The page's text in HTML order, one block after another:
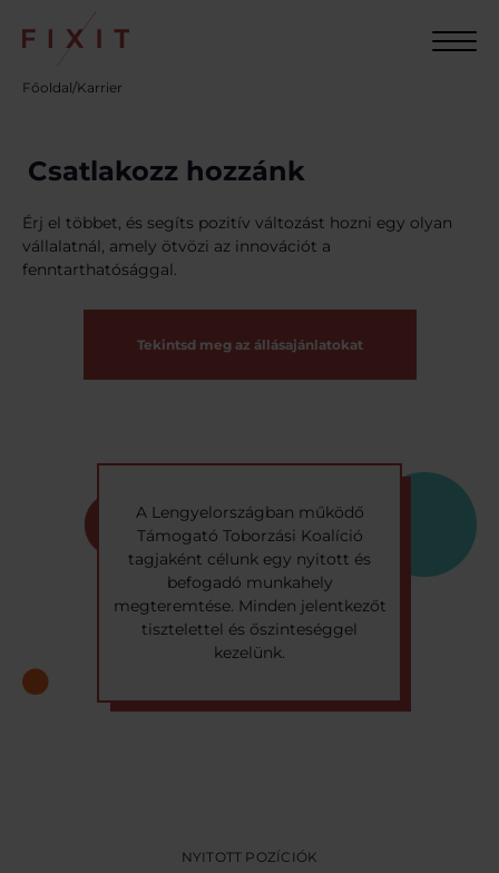
Főoldal/Karrier
Csatlakozz hozzánk
Érj el többet, és segíts pozitív változást hozni egy olyan
vállalatnál, amely ötvözi az innovációt a
fenntarthatósággal.
Tekintsd meg az állásajánlatokat
A Lengyelországban működő
Támogató Toborzási Koalíció
tagjaként célunk egy nyitott és
befogadó munkahely
megteremtése. Minden jelentkezőt
tisztelettel és őszinteséggel
kezelünk.
NYITOTT POZÍCIÓK